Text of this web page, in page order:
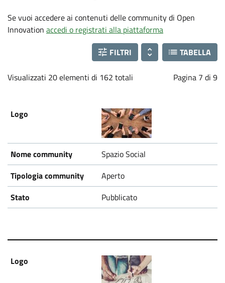
Se vuoi accedere ai contenuti delle community di Open
Innovation accedi o registrati alla piattaforma
FILTRI
TABELLA
Visualizzati 20 elementi di 162 totali Pagina 7 di 9
Spazio Social
Aperto
Pubblicato